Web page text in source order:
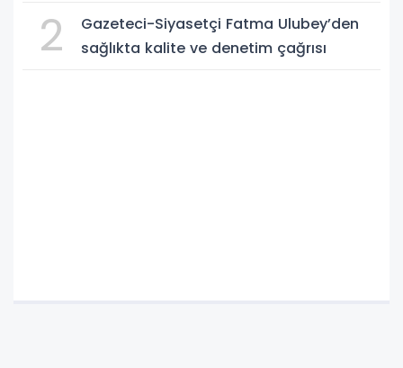
2
Gazeteci-Siyasetçi Fatma Ulubey’den
sağlıkta kalite ve denetim çağrısı